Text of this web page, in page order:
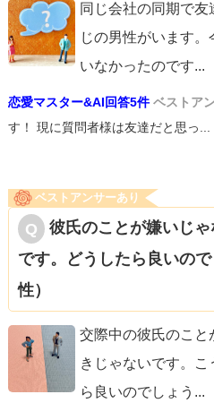
同じ会社の同期で
じの男性がいます
いなかったのです...
恋愛マスター&AI回答5件 ベストア
す！ 現に質問者様は友達だと思っ...
ベストアンサーあり
彼氏のことが嫌いじ
です。どうしたら良いの
性）
交際中の彼氏のこと
きじゃないです。
ら良いのでしょう ...